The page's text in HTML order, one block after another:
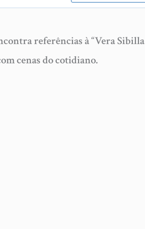
referências à “Vera Sibilla
cenas do cotidiano.